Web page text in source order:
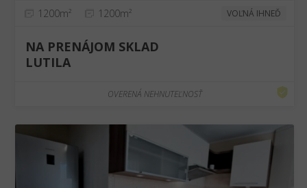
1200m² 1200m² VOĽNÁ IHNEĎ
NA PRENÁJOM SKLAD
LUTILA
OVERENÁ NEHNUTEĽNOSŤ